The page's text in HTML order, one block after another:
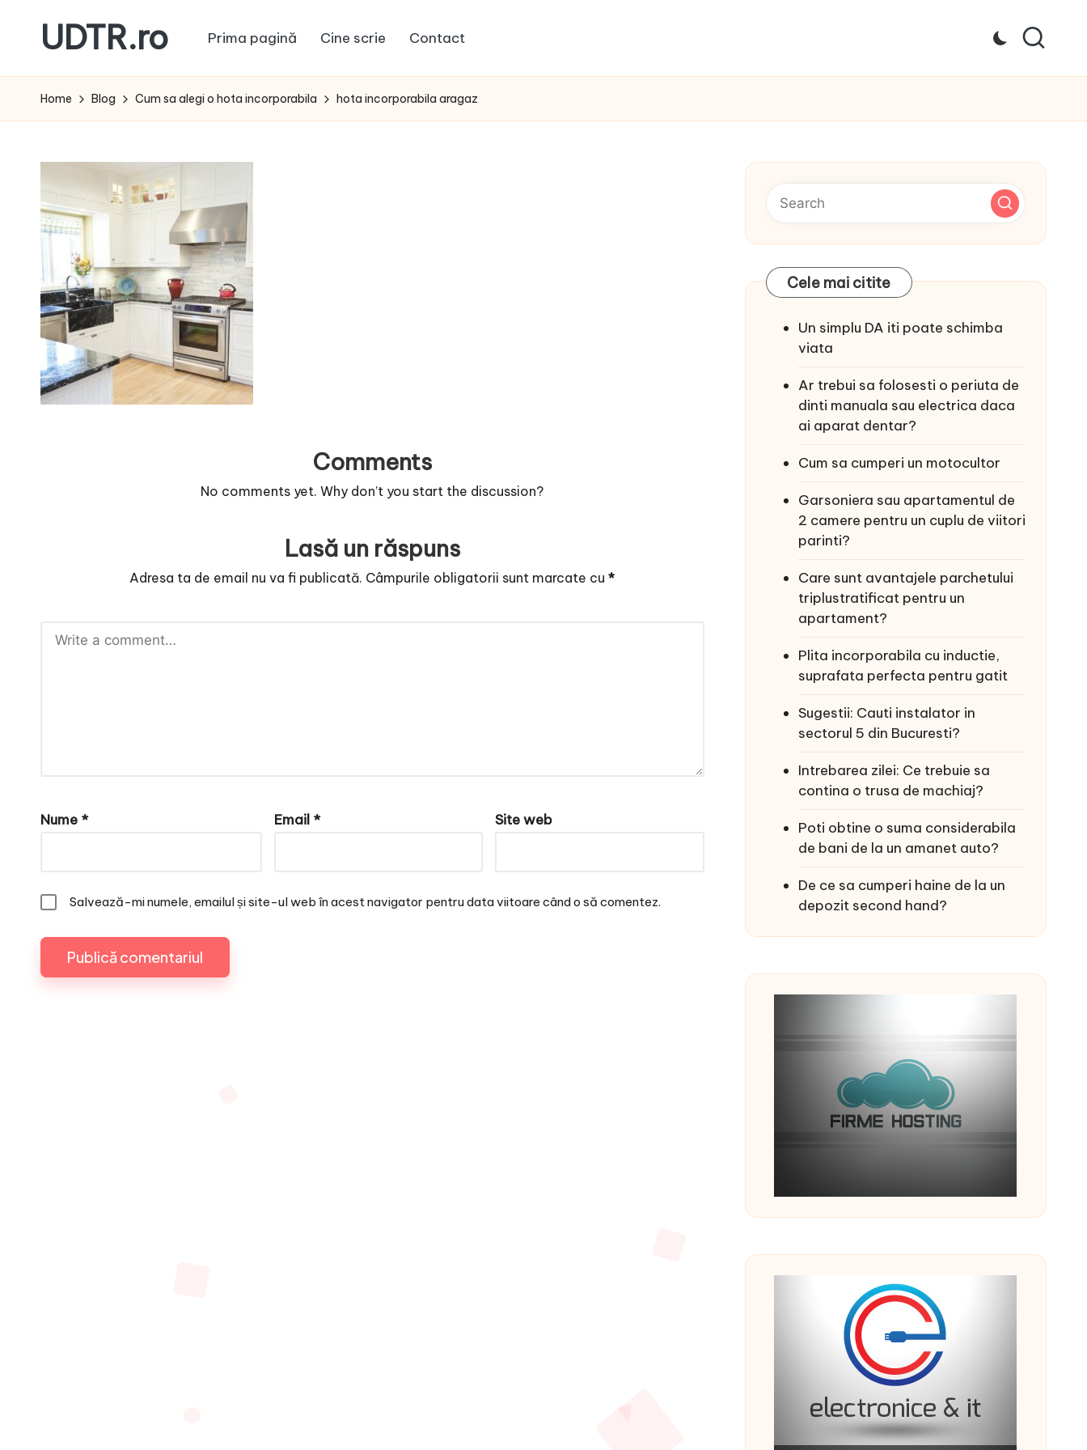
content
UDTR.ro
dorul
te
Prima pagină Cine scrie Contact
Home Blog Cum sa alegi o hota incorporabila hota incorporabila aragaz
Comments
No comments yet. Why don’t you start the discussion?
Lasă un răspuns
Adresa ta de email nu va fi publicată. Câmpurile obligatorii sunt marcate cu*
Nume * Email * Site web
Salvează-mi numele, emailul și site-ul web în acest navigator pentru data viitoare când o să comentez.
Cele mai citite
Un simplu DA iti poate schimba
viata
Ar trebui sa folosesti o periuta de
dinti manuala sau electrica daca
ai aparat dentar?
Cum sa cumperi un motocultor
Garsoniera sau apartamentul de
2 camere pentru un cuplu de viitori
parinti?
Care sunt avantajele parchetului
triplustratificat pentru un
apartament?
Plita incorporabila cu inductie,
suprafata perfecta pentru gatit
Sugestii: Cauti instalator in
sectorul 5 din Bucuresti?
Intrebarea zilei: Ce trebuie sa
contina o trusa de machiaj?
Poti obtine o suma considerabila
de bani de la un amanet auto?
De ce sa cumperi haine de la un
depozit second hand?